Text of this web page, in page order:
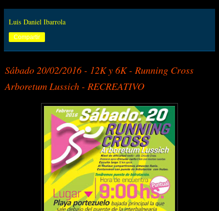
Luis Daniel Ibarrola
Compartir
Sábado 20/02/2016 - 12K y 6K - Running Cross
Arboretum Lussich - RECREATIVO